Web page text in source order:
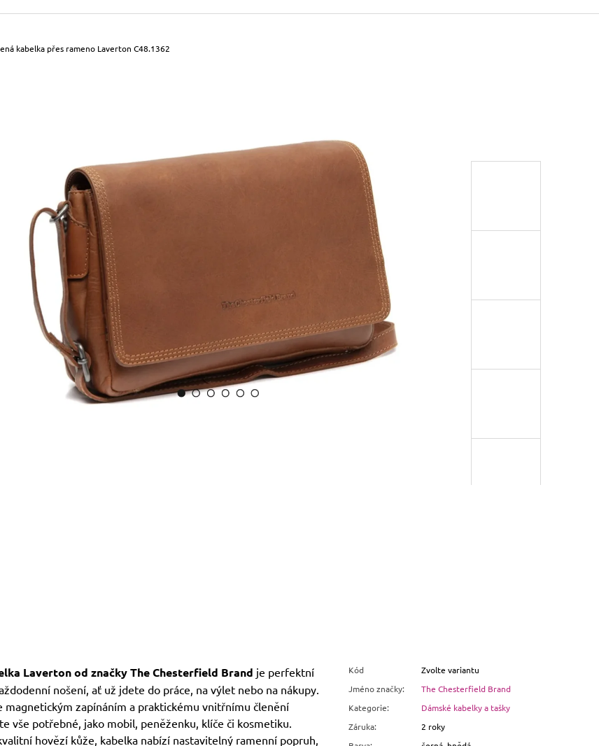
kabelka přes rameno Laverton C48.1362
Laverton od značky The Chesterfield Brand je perfektní
nošení, ať už jdete do práce, na výlet nebo na nákupy.
magnetickým zapínáním a praktickému vnitřnímu členění
vše potřebné, jako mobil, peněženku, klíče či kosmetiku.
hovězí kůže, kabelka nabízí nastavitelný ramenní popruh,
Kód
Zvolte variantu
Jméno značky:
The Chesterfield Brand
Kategorie:
Dámské kabelky a tašky
Záruka:
2 roky